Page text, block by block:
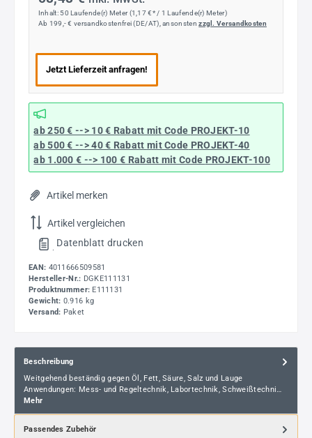
Inhalt: 50 Laufende(r) Meter(1,17 €* / 1 Laufende(r) Meter)
Ab 199,- € versandkostenfrei (DE/AT), ansonstenzzgl. Versandkosten
Jetzt Lieferzeit anfragen!
ab 250 € --> 10 € Rabatt mit Code PROJEKT-10
ab 500 € --> 40 € Rabatt mit Code PROJEKT-40
ab 1.000 € --> 100 € Rabatt mit Code PROJEKT-100
Artikel merken
Artikel vergleichen
Datenblatt drucken
EAN: 4011666509581
Hersteller-Nr.: DGKE111131
Produktnummer: E111131
Gewicht: 0.916 kg
Versand: Paket
Beschreibung
Weitgehend beständig gegen Öl, Fett, Säure, Salz und Lauge
Anwendungen: Mess- und Regeltechnik, Labortechnik, Schweißtechni…
Mehr
Passendes Zubehör